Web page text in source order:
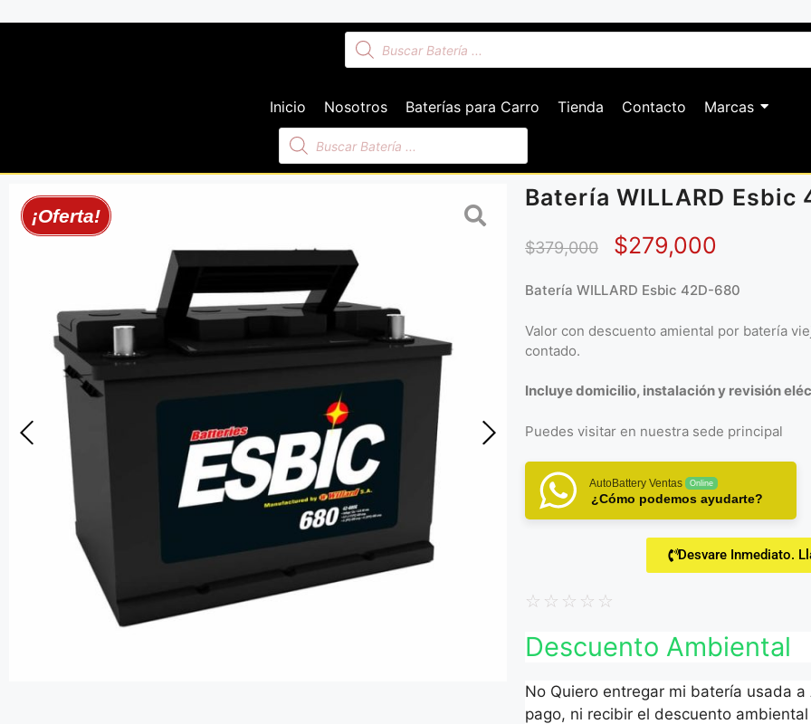
Inicio Nosotros Baterías para Carro Tienda Contacto Marcas
¡Oferta!
Batería WILLARD Esbic
$379,000 $279,000
Batería WILLARD Esbic 42D-680
Valor con descuento amiental por batería
contado.
Incluye domicilio, instalación y revisión
Puedes visitar en nuestra sede principal
AutoBattery Ventas Online
¿Cómo podemos ayudarte?
Desvare Inmediato.
☆ ☆ ☆ ☆ ☆
Descuento Ambiental
No Quiero entregar mi batería usada
pago, ni recibir el descuento